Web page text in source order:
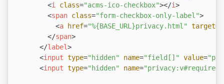
<i class="acms-ico-checkbox"></i>
<span class="form-checkbox-only-label">
<a href="%{BASE_URL}privacy.html" target=
</span>
</label>
<input type="hidden" name="field[]" value=
<input type="hidden" name="privacy:v#required"